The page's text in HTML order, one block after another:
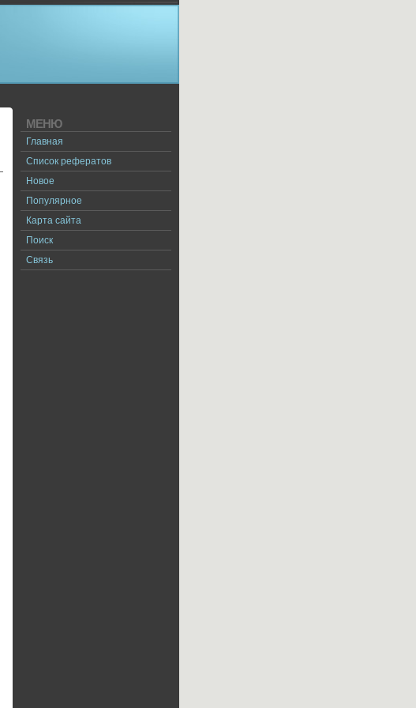
МЕНЮ
Главная
Список рефератов
Новое
Популярное
Карта сайта
Поиск
Связь